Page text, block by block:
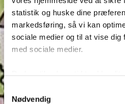
statistik og huske dine
markedsføring, så vi kan
sociale medier og til at vise dig
med sociale medier.
fungerer optimalt, hvis du ikke
Samtykkevalg
Nødvendig
Quiz: Hvad ved du om Mickey
jun 13, 2025
Hvor mange rigtige kan du